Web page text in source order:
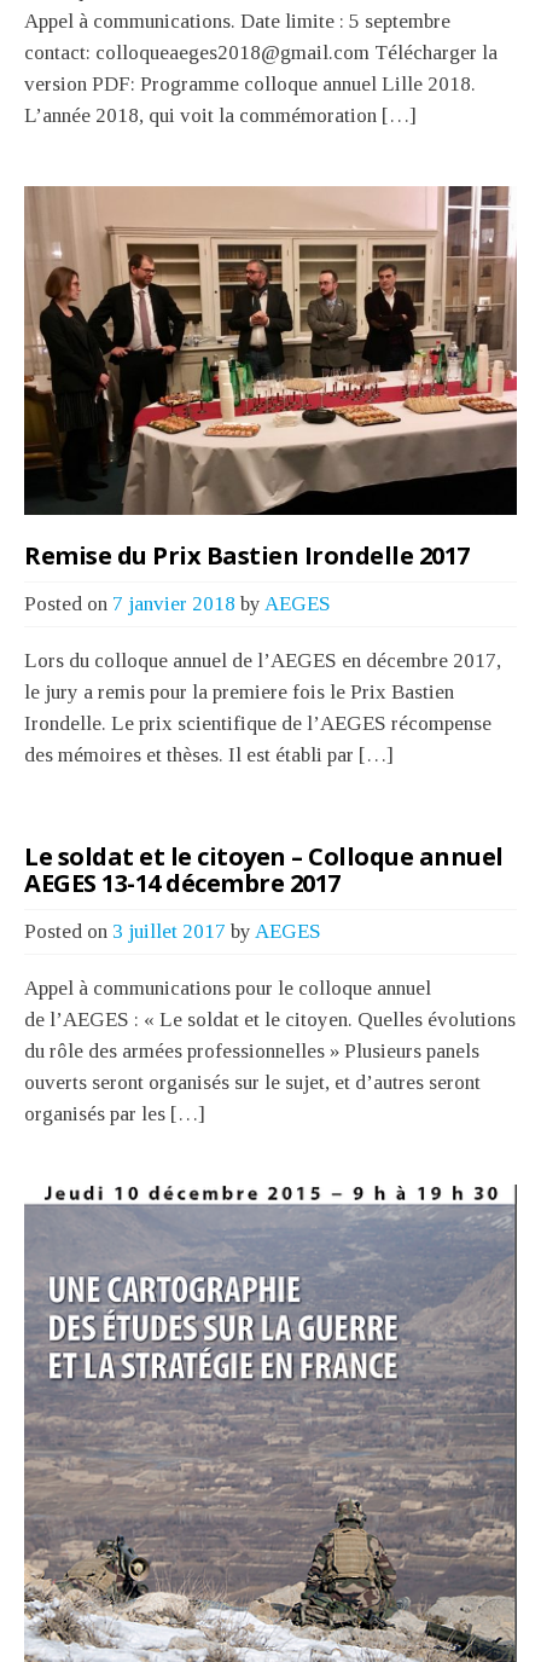
Appel à communications. Date limite : 5 septembre
contact: colloqueaeges2018@gmail.com Télécharger la
version PDF: Programme colloque annuel Lille 2018.
L’année 2018, qui voit la commémoration […]
Remise du Prix Bastien Irondelle 2017
Posted on 7 janvier 2018 by AEGES
Lors du colloque annuel de l’AEGES en décembre 2017,
le jury a remis pour la premiere fois le Prix Bastien
Irondelle. Le prix scientifique de l’AEGES récompense
des mémoires et thèses. Il est établi par […]
Le soldat et le citoyen – Colloque annuel
AEGES 13-14 décembre 2017
Posted on 3 juillet 2017 by AEGES
Appel à communications pour le colloque annuel
de l’AEGES : « Le soldat et le citoyen. Quelles évolutions
du rôle des armées professionnelles » Plusieurs panels
ouverts seront organisés sur le sujet, et d’autres seront
organisés par les […]